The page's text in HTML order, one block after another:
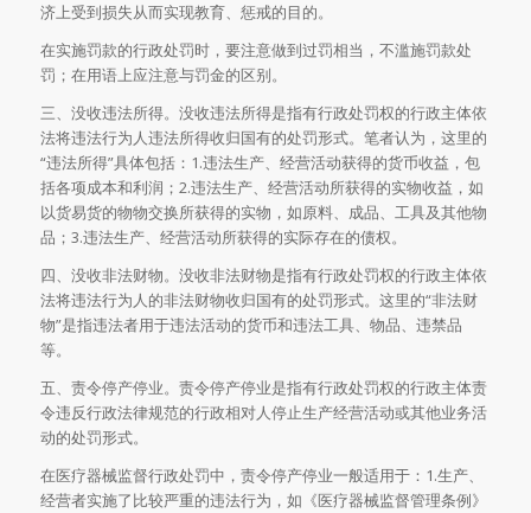
济上受到损失从而实现教育、惩戒的目的。
在实施罚款的行政处罚时，要注意做到过罚相当，不滥施罚款处
罚；在用语上应注意与罚金的区别。
三、没收违法所得。没收违法所得是指有行政处罚权的行政主体依
法将违法行为人违法所得收归国有的处罚形式。笔者认为，这里的
“违法所得”具体包括：1.违法生产、经营活动获得的货币收益，包
括各项成本和利润；2.违法生产、经营活动所获得的实物收益，如
以货易货的物物交换所获得的实物，如原料、成品、工具及其他物
品；3.违法生产、经营活动所获得的实际存在的债权。
四、没收非法财物。没收非法财物是指有行政处罚权的行政主体依
法将违法行为人的非法财物收归国有的处罚形式。这里的“非法财
物”是指违法者用于违法活动的货币和违法工具、物品、违禁品
等。
五、责令停产停业。责令停产停业是指有行政处罚权的行政主体责
令违反行政法律规范的行政相对人停止生产经营活动或其他业务活
动的处罚形式。
在医疗器械监督行政处罚中，责令停产停业一般适用于：1.生产、
经营者实施了比较严重的违法行为，如《医疗器械监督管理条例》